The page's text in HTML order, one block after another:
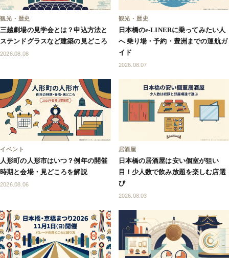
観光・歴史
三越劇場の見学会とは？申込方法と
ステンドグラスなど建築の見どころ
2026.08.08
観光・歴史
日本橋のe-LINERに乗ってみたい人
へ 乗り場・予約・豊洲までの運航ガ
イド
2026.08.07
イベント
人形町の人形市はいつ？例年の開催
時期と会場・見どころを解説
2026.08.06
居酒屋
日本橋の居酒屋は安い個室が狙い
目！少人数で飲み放題を楽しむ店選
び
2026.08.03